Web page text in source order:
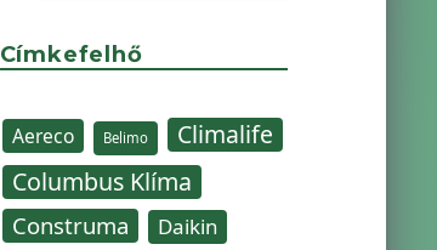
Címkefelhő
Aereco Belimo
Climalife
Columbus Klíma
Construma Daikin